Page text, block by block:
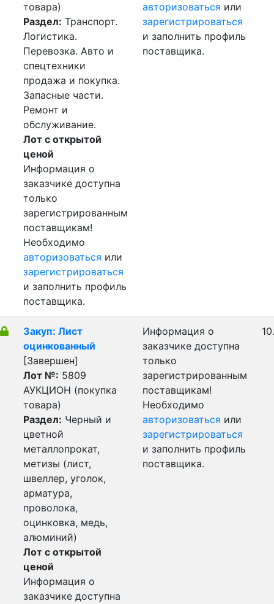
товара)
Раздел: Транспорт.
Логистика.
Перевозка. Авто и
спецтехники
продажа и покупка.
Запасные части.
Ремонт и
обслуживание.
Лот с открытой
ценой
Информация о
заказчике доступна
только
зарегистрированным
поставщикам!
Необходимо
авторизоваться или
зарегистрироваться
и заполнить профиль
поставщика.
авторизоваться или
зарегистрироваться
и заполнить профиль
поставщика.
Закуп: Лист
оцинкованный
[Завершен]
Лот №: 5809
АУКЦИОН (покупка
товара)
Раздел: Черный и
цветной
металлопрокат,
метизы (лист,
швеллер, уголок,
арматура,
проволока,
оцинковка, медь,
алюминий)
Лот с открытой
ценой
Информация о
заказчике доступна
Информация о
заказчике доступна
только
зарегистрированным
поставщикам!
Необходимо
авторизоваться или
зарегистрироваться
и заполнить профиль
поставщика.